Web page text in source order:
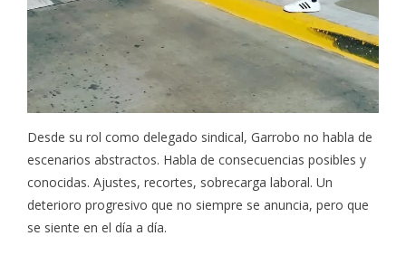
Desde su rol como delegado sindical, Garrobo no habla de
escenarios abstractos. Habla de consecuencias posibles y
conocidas. Ajustes, recortes, sobrecarga laboral. Un
deterioro progresivo que no siempre se anuncia, pero que
se siente en el día a día.